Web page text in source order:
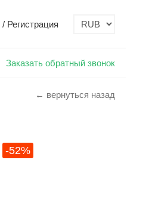
/ Регистрация
Заказать обратный звонок
← вернуться назад
-52%